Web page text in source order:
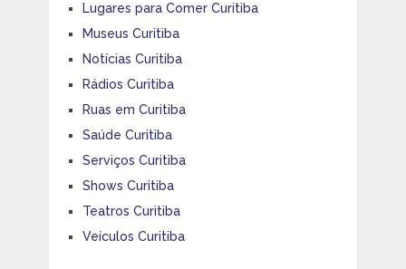
Lugares para Comer Curitiba
Museus Curitiba
Notícias Curitiba
Rádios Curitiba
Ruas em Curitiba
Saúde Curitiba
Serviços Curitiba
Shows Curitiba
Teatros Curitiba
Veículos Curitiba